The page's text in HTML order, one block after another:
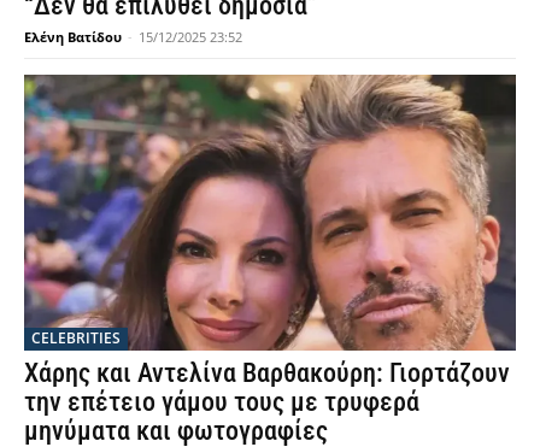
Ελένη Βατίδου - 15/12/2025 23:52
CELEBRITIES
Χάρης και Αντελίνα Βαρθακούρη: Γιορτάζουν
την επέτειο γάμου τους με τρυφερά
μηνύματα και φωτογραφίες